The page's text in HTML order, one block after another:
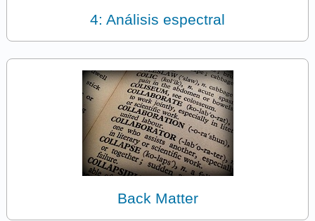
4: Análisis espectral
Back Matter